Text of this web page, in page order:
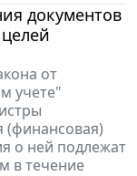
документов
от
учете"
(финансовая)
о ней подлежат
в течение